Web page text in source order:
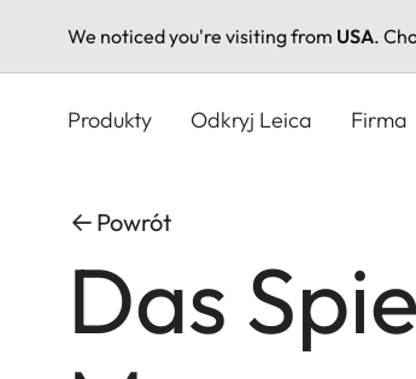
We noticed you're visiting from USA.
Produkty Odkryj Leica Firma
Powrót
Das